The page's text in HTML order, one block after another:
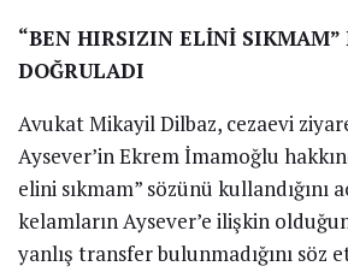
“BEN HIRSIZIN ELİNİ
DOĞRULADI
Avukat Mikayil Dilbaz, cezaevi
Aysever’in Ekrem İmamoğlu
elini sıkmam” sözünü kullandığını
kelamların Aysever’e ilişkin
yanlış transfer bulunmadığını söz